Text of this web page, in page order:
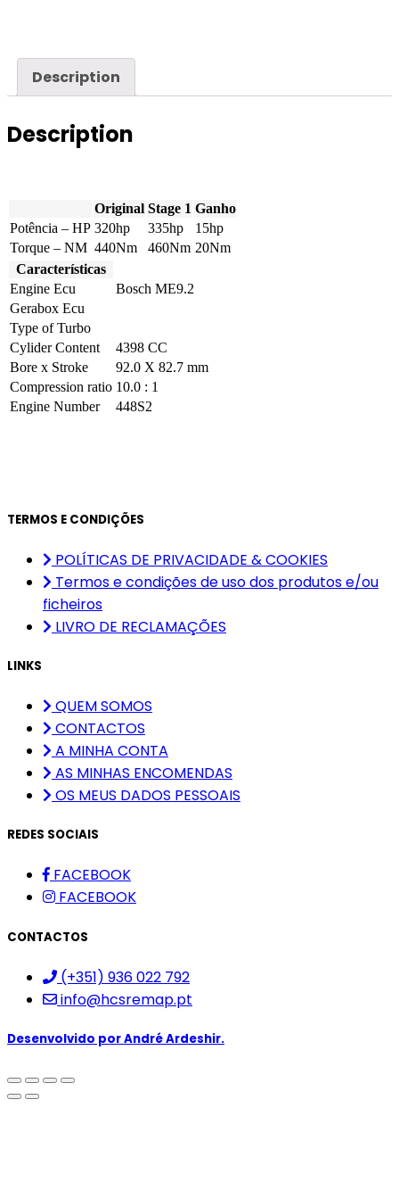
quantity
Description
Description
Original Stage 1 Ganho
Potência – HP 320hp 335hp
15hp
Torque – NM 440Nm 460Nm 20Nm
Características
Engine Ecu
Bosch ME9.2
Gerabox Ecu
Type of Turbo
Cylider Content
4398 CC
Bore x Stroke
92.0 X 82.7 mm
Compression ratio 10.0 : 1
Engine Number
448S2
TERMOS E CONDIÇÕES
POLÍTICAS DE PRIVACIDADE & COOKIES
Termos e condições de uso dos produtos e/ou
ficheiros
LIVRO DE RECLAMAÇÕES
LINKS
QUEM SOMOS
CONTACTOS
A MINHA CONTA
AS MINHAS ENCOMENDAS
OS MEUS DADOS PESSOAIS
REDES SOCIAIS
FACEBOOK
FACEBOOK
CONTACTOS
(+351) 936 022 792
info@hcsremap.pt
Desenvolvido porAndré Ardeshir.